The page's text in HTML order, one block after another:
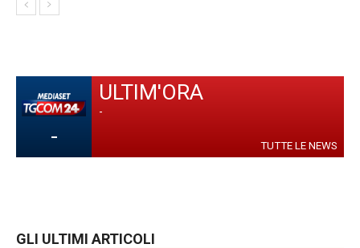
-
ULTIM'ORA
-
TUTTE LE NEWS
GLI ULTIMI ARTICOLI